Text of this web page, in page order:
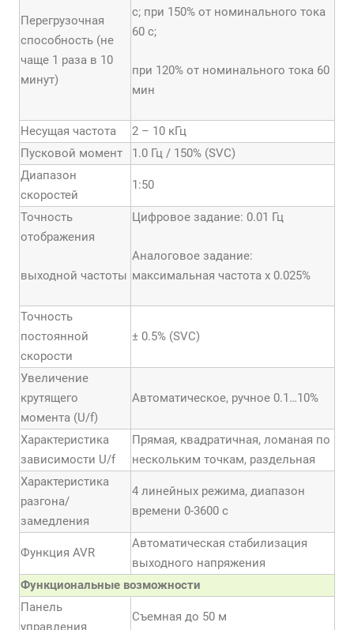
Перегрузочная
способность (не
чаще 1 раза в 10
минут)
с; при 150% от номинального тока
60 с;
при 120% от номинального тока 60
мин
Несущая частота
2 – 10 кГц
Пусковой момент
1.0 Гц / 150% (SVC)
Диапазон
скоростей
1:50
Точность
отображения
выходной частоты
Цифровое задание: 0.01 Гц
Аналоговое задание:
максимальная частота x 0.025%
Точность
постоянной
скорости
± 0.5% (SVC)
Увеличение
крутящего
момента (U/f)
Автоматическое, ручное 0.1…10%
Характеристика
зависимости U/f
Прямая, квадратичная, ломаная по
нескольким точкам, раздельная
Характеристика
разгона/
замедления
4 линейных режима, диапазон
времени 0-3600 с
Функция AVR
Автоматическая стабилизация
выходного напряжения
Функциональные возможности
Панель
управления
Съемная до 50 м